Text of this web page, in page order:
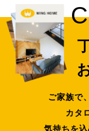
ご家族で
カタ
気持ちを込